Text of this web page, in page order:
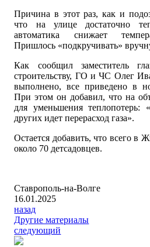
Причина в этот раз, как и
что на улице достаточно
автоматика снижает
Пришлось «подкручивать»
Как сообщил заместитель
строительству, ГО и ЧС Олег
выполнено, все приведено в
При этом он добавил, что на
для уменьшения
других идет перерасход газа».
Остается добавить, что всего в
около 70 детсадовцев.
Ставрополь-на-Волге
16.01.2025
назад
Другие материалы
следующий